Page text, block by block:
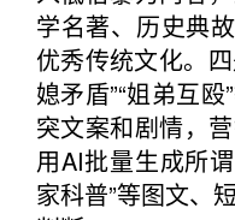
学名著、历史典
优秀传统文化。
媳矛盾”“姐弟互
突文案和剧情，
用AI批量生成所
家科普”等图文、